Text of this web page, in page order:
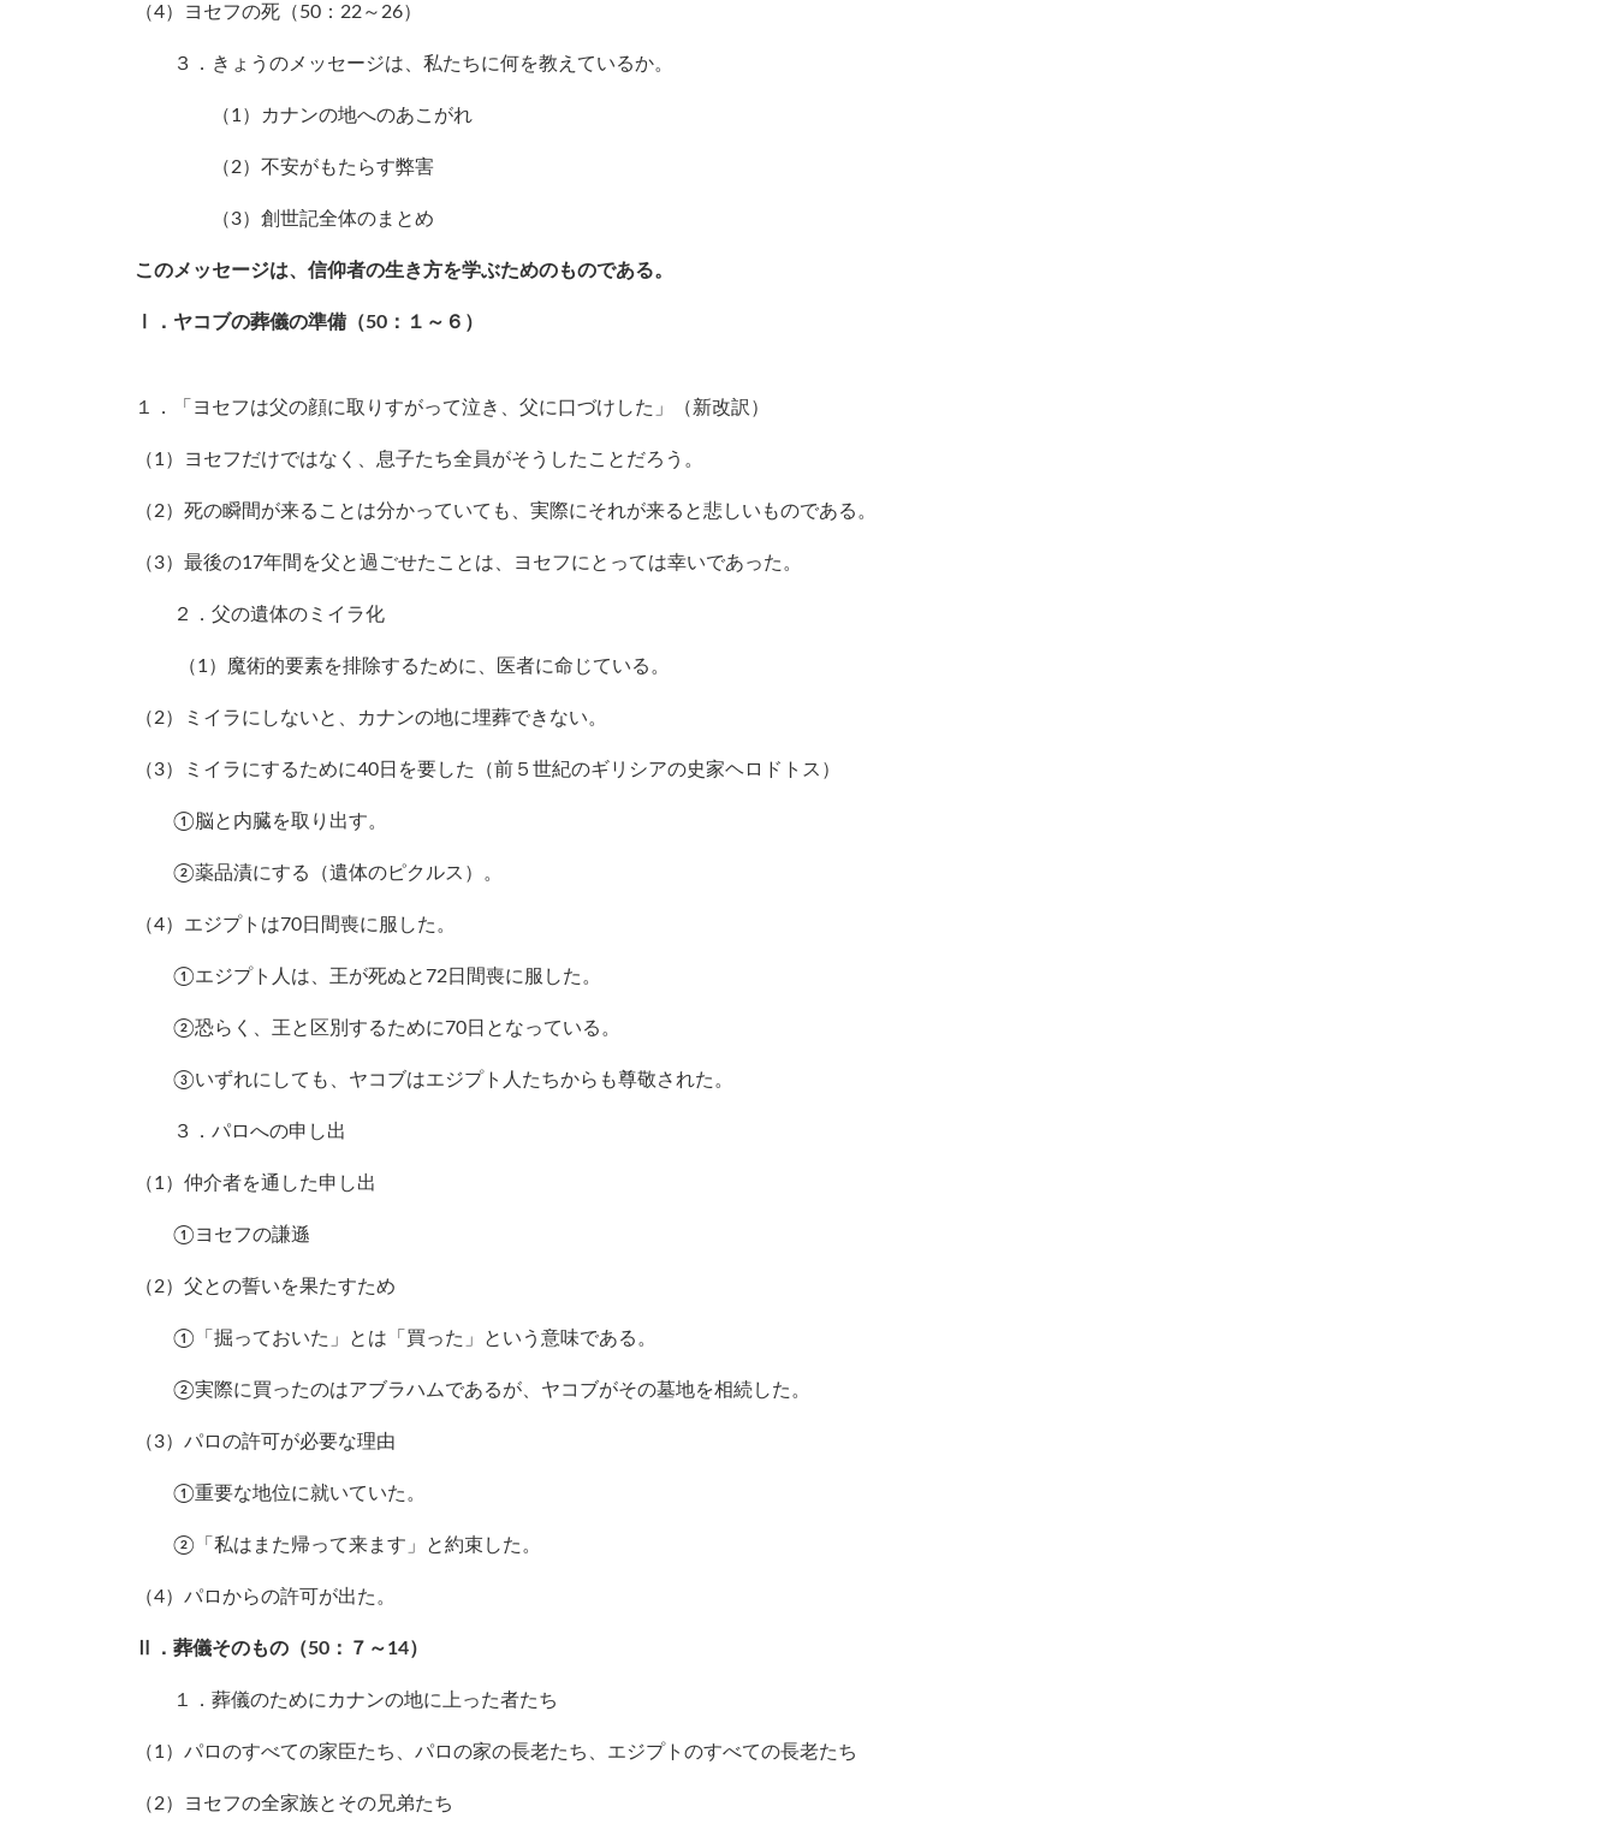
（4）ヨセフの死（50：22～26）
３．きょうのメッセージは、私たちに何を教えているか。
（1）カナンの地へのあこがれ
（2）不安がもたらす弊害
（3）創世記全体のまとめ
このメッセージは、信仰者の生き方を学ぶためのものである。
Ⅰ．ヤコブの葬儀の準備（50：１～６）
１．「ヨセフは父の顔に取りすがって泣き、父に口づけした」（新改訳）
（1）ヨセフだけではなく、息子たち全員がそうしたことだろう。
（2）死の瞬間が来ることは分かっていても、実際にそれが来ると悲しいものである。
（3）最後の17年間を父と過ごせたことは、ヨセフにとっては幸いであった。
２．父の遺体のミイラ化
（1）魔術的要素を排除するために、医者に命じている。
（2）ミイラにしないと、カナンの地に埋葬できない。
（3）ミイラにするために40日を要した（前５世紀のギリシアの史家ヘロドトス）
①脳と内臓を取り出す。
②薬品漬にする（遺体のピクルス）。
（4）エジプトは70日間喪に服した。
①エジプト人は、王が死ぬと72日間喪に服した。
②恐らく、王と区別するために70日となっている。
③いずれにしても、ヤコブはエジプト人たちからも尊敬された。
３．パロへの申し出
（1）仲介者を通した申し出
①ヨセフの謙遜
（2）父との誓いを果たすため
①「掘っておいた」とは「買った」という意味である。
②実際に買ったのはアブラハムであるが、ヤコブがその墓地を相続した。
（3）パロの許可が必要な理由
①重要な地位に就いていた。
②「私はまた帰って来ます」と約束した。
（4）パロからの許可が出た。
Ⅱ．葬儀そのもの（50：７～14）
１．葬儀のためにカナンの地に上った者たち
（1）パロのすべての家臣たち、パロの家の長老たち、エジプトのすべての長老たち
（2）ヨセフの全家族とその兄弟たち